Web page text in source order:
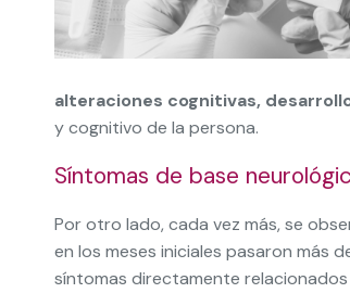
alteraciones cognitivas,
y cognitivo de la persona.
Síntomas de base
Por otro lado, cada vez más, se
en los meses iniciales pasaron más
síntomas directamente relacionados